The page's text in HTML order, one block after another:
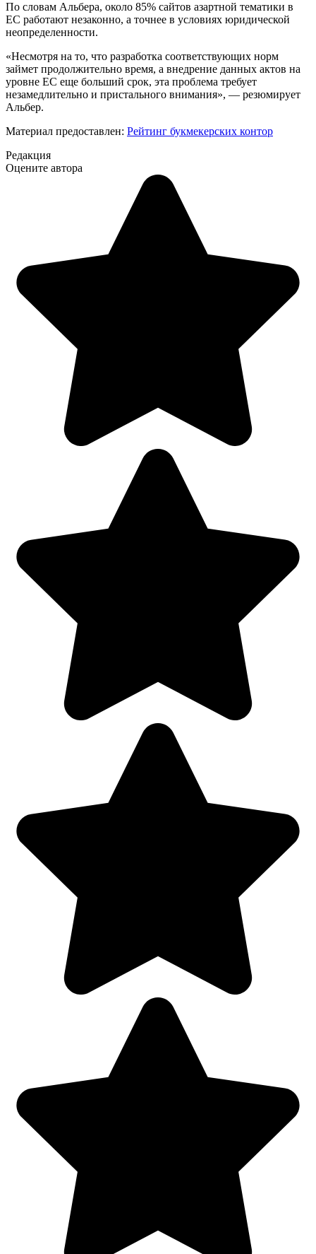
По словам Альбера, около 85% сайтов азартной тематики в
ЕС работают незаконно, а точнее в условиях юридической
неопределенности.
«Несмотря на то, что разработка соответствующих норм
займет продолжительно время, а внедрение данных актов на
уровне ЕС еще больший срок, эта проблема требует
незамедлительно и пристального внимания», — резюмирует
Альбер.
Материал предоставлен: Рейтинг букмекерских контор
Редакция
Оцените автора